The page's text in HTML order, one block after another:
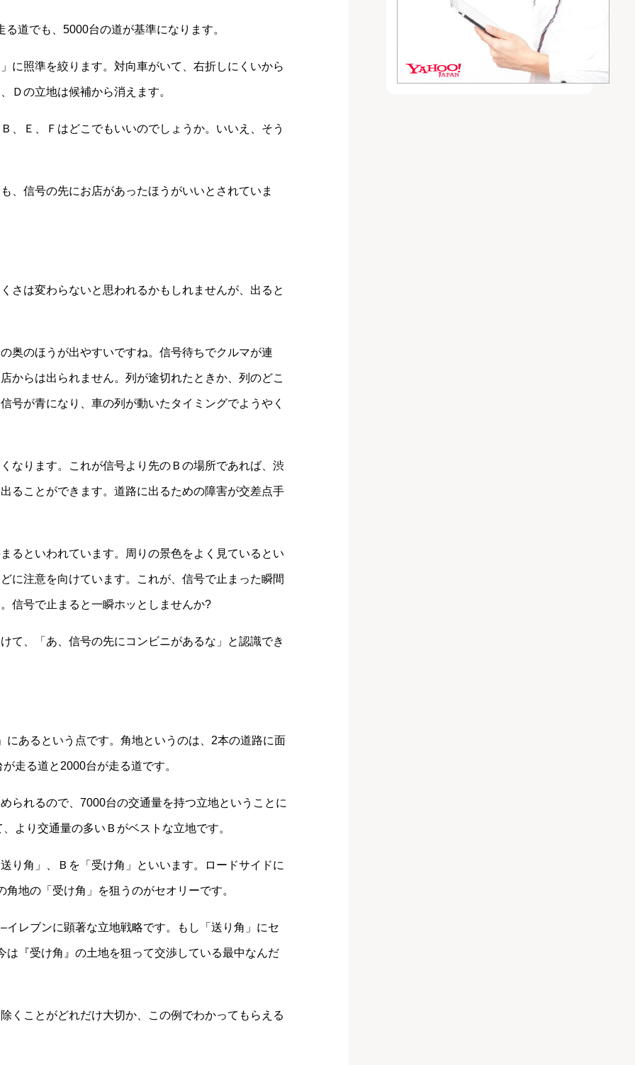
道でも、5000台の道が基準になります。
に照準を絞ります。対向車がいて、右折しにくいから
Ｄの立地は候補から消えます。
、Ｅ、Ｆはどこでもいいのでしょうか。いいえ、そう
、信号の先にお店があったほうがいいとされていま
さは変わらないと思われるかもしれませんが、出ると
奥のほうが出やすいですね。信号待ちでクルマが連
からは出られません。列が途切れたときか、列のどこ
号が青になり、車の列が動いたタイミングでようやく
なります。これが信号より先のＢの場所であれば、渋
ることができます。道路に出るための障害が交差点手
るといわれています。周りの景色をよく見ているとい
に注意を向けています。これが、信号で止まった瞬間
信号で止まると一瞬ホッとしませんか?
て、「あ、信号の先にコンビニがあるな」と認識でき
あるという点です。角地というのは、2本の道路に面
走る道と2000台が走る道です。
られるので、7000台の交通量を持つ立地ということに
より交通量の多いＢがベストな立地です。
り角」、Ｂを「受け角」といいます。ロードサイドに
地の「受け角」を狙うのがセオリーです。
レブンに顕著な立地戦略です。もし「送り角」にセ
『受け角』の土地を狙って交渉している最中なんだ
くことがどれだけ大切か、この例でわかってもらえる